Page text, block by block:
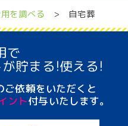
を調べる > 自宅葬
で
が貯まる!使える!
依頼をいただくと
ント付与いたします。